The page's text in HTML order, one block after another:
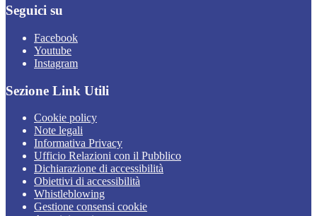
Seguici su
Facebook
Youtube
Instagram
Sezione Link Utili
Cookie policy
Note legali
Informativa Privacy
Ufficio Relazioni con il Pubblico
Dichiarazione di accessibilità
Obiettivi di accessibilità
Whistleblowing
Gestione consensi cookie